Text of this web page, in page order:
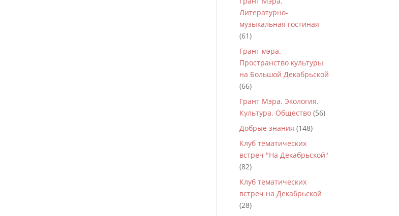
Литературно-
музыкальная гостиная
(61)
Грант мэра.
Пространство культуры
на Большой Декабрьской
(66)
Грант Мэра. Экология.
Культура. Общество (56)
Добрые знания (148)
Клуб тематических
встреч "На Декабрьской"
(82)
Клуб тематических
встреч на Декабрьской
(28)